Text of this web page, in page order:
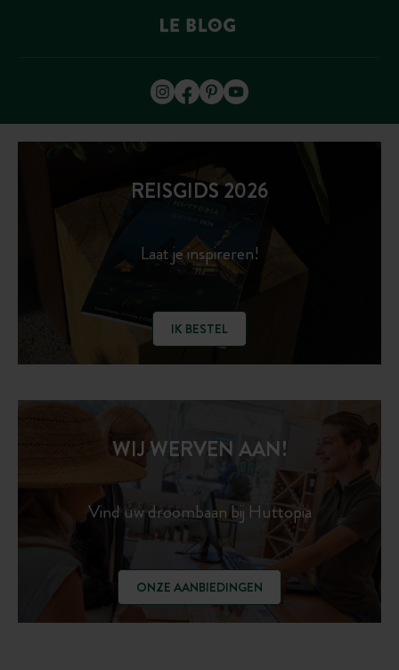
REISGIDS 2026
Laat je inspireren!
IK BESTEL
WIJ WERVEN AAN!
Vind uw droombaan bij Huttopia
ONZE AANBIEDINGEN